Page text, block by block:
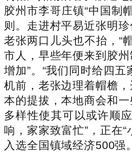
胶州市李哥庄镇“中国制
则。走进村平易近张明
老张两口儿头也不抬，“
市人，早些年便来到胶
增加”。“我们同时给四
机前，老张边理着帽檐
本的提拔，本地商会和
多样性使其可以或许顺
响，家家致富忙”，正在
入选全国镇域经济500强